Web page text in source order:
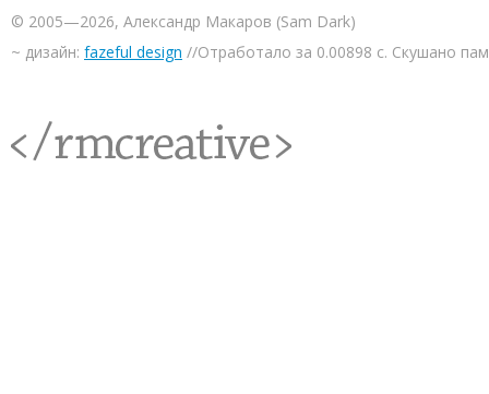
© 2005—2026, Александр Макаров (Sam Dark)
~ дизайн: fazeful design //Отработало за 0.00898 с. Скушано
<rmcreative/>